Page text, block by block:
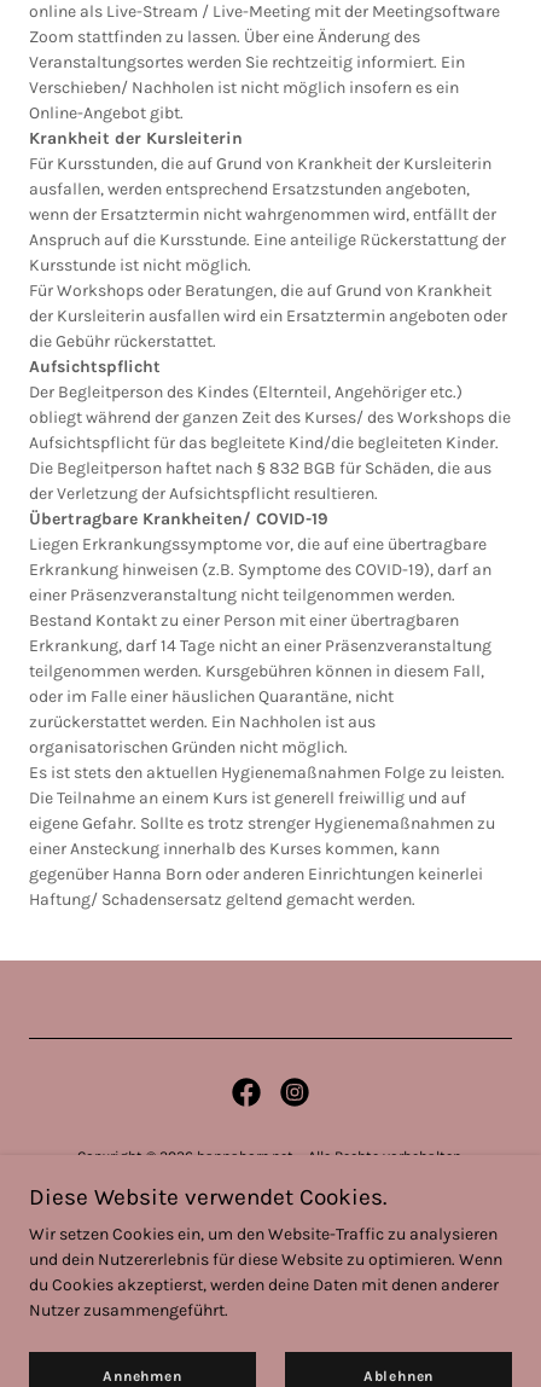
online als Live-Stream / Live-Meeting mit der Meetingsoftware
Zoom stattfinden zu lassen. Über eine Änderung des
Veranstaltungsortes werden Sie rechtzeitig informiert. Ein
Verschieben/ Nachholen ist nicht möglich insofern es ein
Online-Angebot gibt.
Krankheit der Kursleiterin
Für Kursstunden, die auf Grund von Krankheit der Kursleiterin
ausfallen, werden entsprechend Ersatzstunden angeboten,
wenn der Ersatztermin nicht wahrgenommen wird, entfällt der
Anspruch auf die Kursstunde. Eine anteilige Rückerstattung der
Kursstunde ist nicht möglich.
Für Workshops oder Beratungen, die auf Grund von Krankheit
der Kursleiterin ausfallen wird ein Ersatztermin angeboten oder
die Gebühr rückerstattet.
Aufsichtspflicht
Der Begleitperson des Kindes (Elternteil, Angehöriger etc.)
obliegt während der ganzen Zeit des Kurses/ des Workshops die
Aufsichtspflicht für das begleitete Kind/die begleiteten Kinder.
Die Begleitperson haftet nach § 832 BGB für Schäden, die aus
der Verletzung der Aufsichtspflicht resultieren.
Übertragbare Krankheiten/ COVID-19
Liegen Erkrankungssymptome vor, die auf eine übertragbare
Erkrankung hinweisen (z.B. Symptome des COVID-19), darf an
einer Präsenzveranstaltung nicht teilgenommen werden.
Bestand Kontakt zu einer Person mit einer übertragbaren
Erkrankung, darf 14 Tage nicht an einer Präsenzveranstaltung
teilgenommen werden. Kursgebühren können in diesem Fall,
oder im Falle einer häuslichen Quarantäne, nicht
zurückerstattet werden. Ein Nachholen ist aus
organisatorischen Gründen nicht möglich.
Es ist stets den aktuellen Hygienemaßnahmen Folge zu leisten.
Die Teilnahme an einem Kurs ist generell freiwillig und auf
eigene Gefahr. Sollte es trotz strenger Hygienemaßnahmen zu
einer Ansteckung innerhalb des Kurses kommen, kann
gegenüber Hanna Born oder anderen Einrichtungen keinerlei
Haftung/ Schadensersatz geltend gemacht werden.
Copyright © 2026 hannaborn.net – Alle Rechte vorbehalten.
Datenschutzerklärung
Impressum
Diese Website verwendet Cookies.
Wir setzen Cookies ein, um den Website-Traffic zu analysieren
und dein Nutzererlebnis für diese Website zu optimieren. Wenn
du Cookies akzeptierst, werden deine Daten mit denen anderer
Nutzer zusammengeführt.
Annehmen Ablehnen